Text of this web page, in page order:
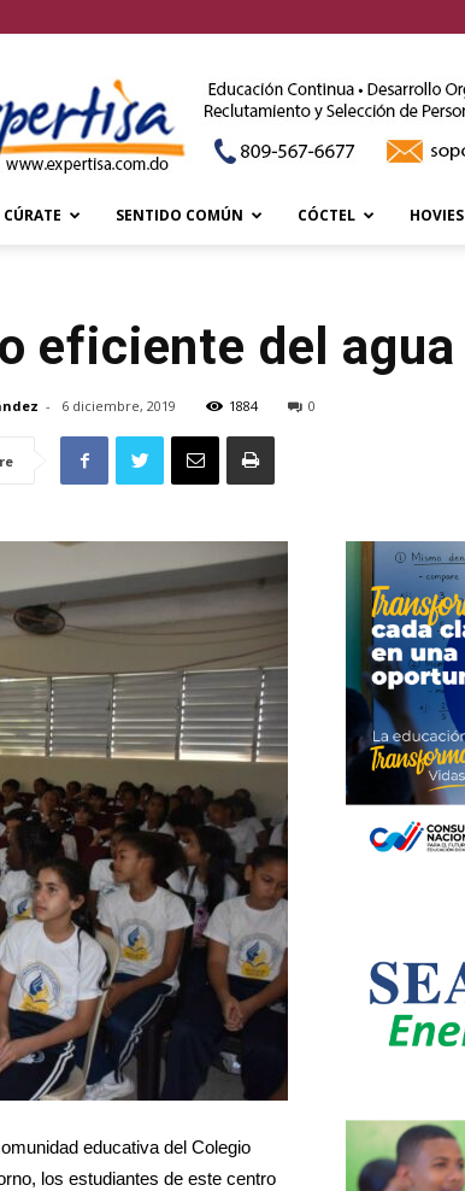
CÚRATE SENTIDO COMÚN CÓCTEL HOVIES
eficiente del agua
- 6 diciembre, 2019 1884 0
educativa del Colegio
los estudiantes de este centro